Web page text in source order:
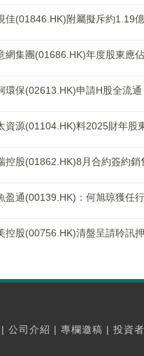
佳(01846.HK)附屬擬斥約1.19
網集團(01686.HK)年度股東應
環保(02613.HK)申請H股全流通
資源(01104.HK)料2025財年股
控股(01862.HK)8月合約簽約銷
盈通(00139.HK)：何旭琼獲任
控股(00756.HK)清盤呈請聆訊
| 公司介紹 | 專欄邀稿 | 投資